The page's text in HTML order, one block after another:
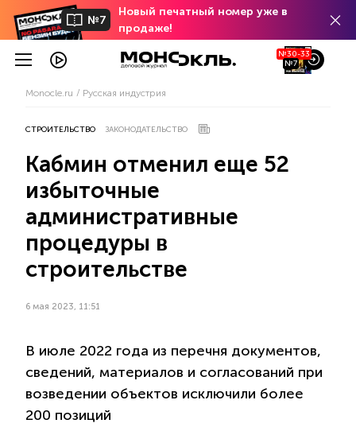
№7
Новый печатный номер уже в
продаже!
№30-33
№7
Monocle.ru Русская индустрия
СТРОИТЕЛЬСТВО ЗАКОНОДАТЕЛЬСТВО
Кабмин отменил еще 52
избыточные
административные
процедуры в
строительстве
6 мая 2023, 11:51
В июле 2022 года из перечня документов,
сведений, материалов и согласований при
возведении объектов исключили более
200 позиций